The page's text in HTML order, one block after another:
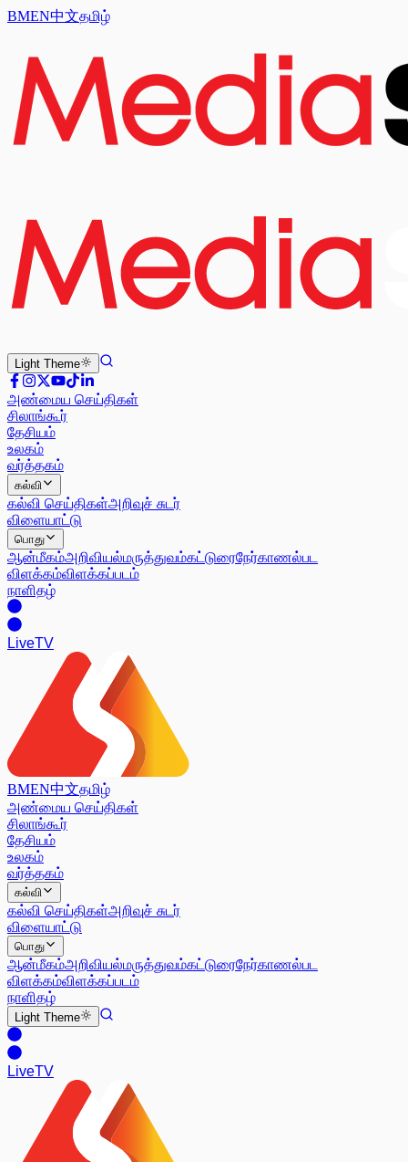
BMEN中文தமிழ்
Light Theme
அண்மைய செய்திகள்
சிலாங்கூர்
தேசியம்
உலகம்
வர்த்தகம்
கல்வி
கல்வி செய்திகள்அறிவுச் சுடர்
விளையாட்டு
பொது
ஆன்மீகம்அறிவியல்மருத்துவம்கட்டுரைநேர்காணல்பட
விளக்கம்விளக்கப்படம்
நாளிதழ்
LiveTV
BMEN中文தமிழ்
அண்மைய செய்திகள்
சிலாங்கூர்
தேசியம்
உலகம்
வர்த்தகம்
கல்வி
கல்வி செய்திகள்அறிவுச் சுடர்
விளையாட்டு
பொது
ஆன்மீகம்அறிவியல்மருத்துவம்கட்டுரைநேர்காணல்பட
விளக்கம்விளக்கப்படம்
நாளிதழ்
Light Theme
LiveTV